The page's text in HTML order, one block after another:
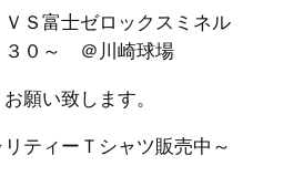
Ｓ富士ゼロックスミネル
０～ ＠川崎球場
願い致します。
ティーＴシャツ販売中～